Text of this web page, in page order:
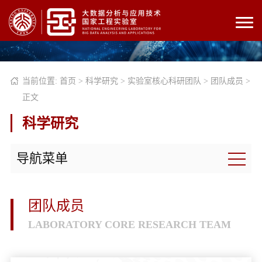
当前位置: 首页 > 科学研究 > 实验室核心科研团队 > 团队成员 >
正文
科学研究
导航菜单
团队成员
LABORATORY CORE RESEARCH TEAM